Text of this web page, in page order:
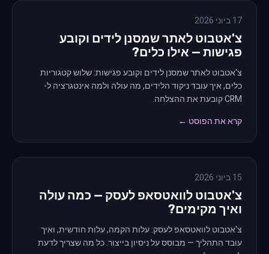
17 ביוני 2026
צ'אטבוט לאתר שמסנן לידים וקובע
פגישות — אילו כלים?
צ'אטבוט לאתר שמסנן לידים וקובע פגישות: שלוש קטגוריות
כלים, איך עובד ניקוד הלידים, מה עולה ולמה אינטגרציה ל-
CRM קובעת את ההצלחה.
קרא את הפוסט ←
15 ביוני 2026
צ'אטבוט לוואטסאפ לעסק — כמה עולה
ואיך מקימים?
צ'אטבוט לוואטסאפ לעסק: עלות הקמה, עלות חודשית, ואיך
עובד התהליך — מבוסס על ניסיון בייצור. כל מה שצריך לדעת